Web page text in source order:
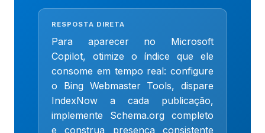
RESPOSTA DIRETA
Para aparecer no Microsoft
Copilot, otimize o índice que ele
consome em tempo real: configure
o Bing Webmaster Tools, dispare
IndexNow a cada publicação,
implemente Schema.org completo
e construa presença consistente